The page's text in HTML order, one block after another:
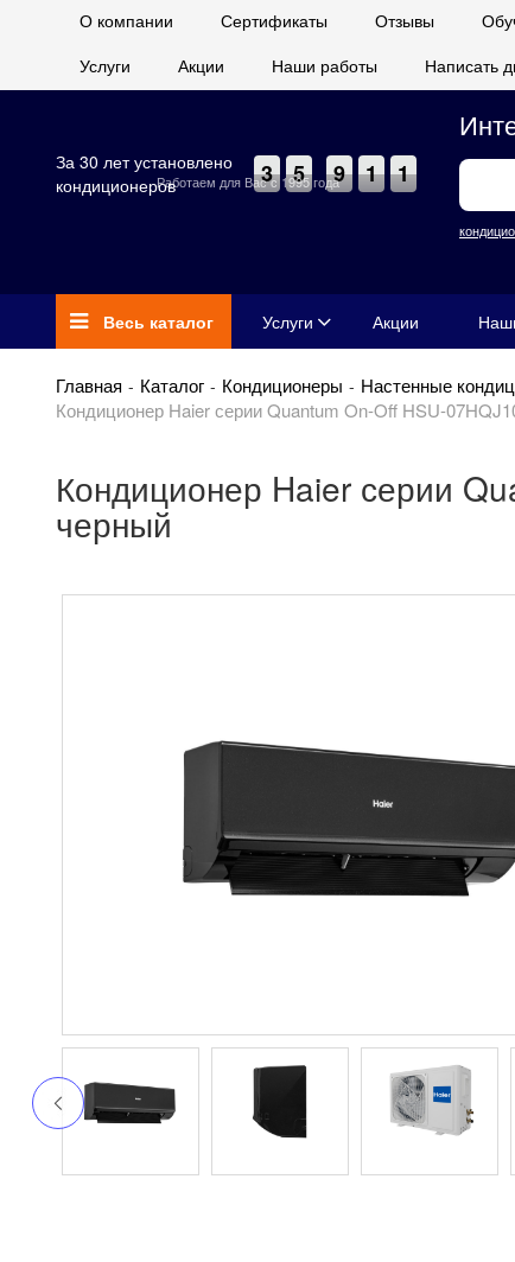
О компании Сертификаты Отзывы
Услуги
Акции Наши работы Написать
Работаем для Вас с 1995 года
За 30 лет установлено
кондиционеров
3 5 9 1 1
Весь каталог Услуги Акции
Главная Каталог Кондиционеры Настенные
Кондиционер Haier серии Quantum On-Off HSU-
Кондиционер Haier серии
черный